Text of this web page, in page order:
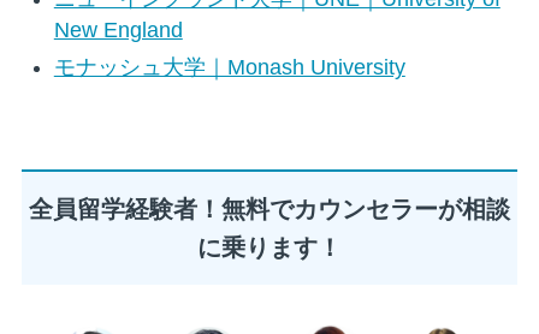
New England
モナッシュ大学｜Monash University
全員留学経験者！無料でカウンセラーが相談
に乗ります！